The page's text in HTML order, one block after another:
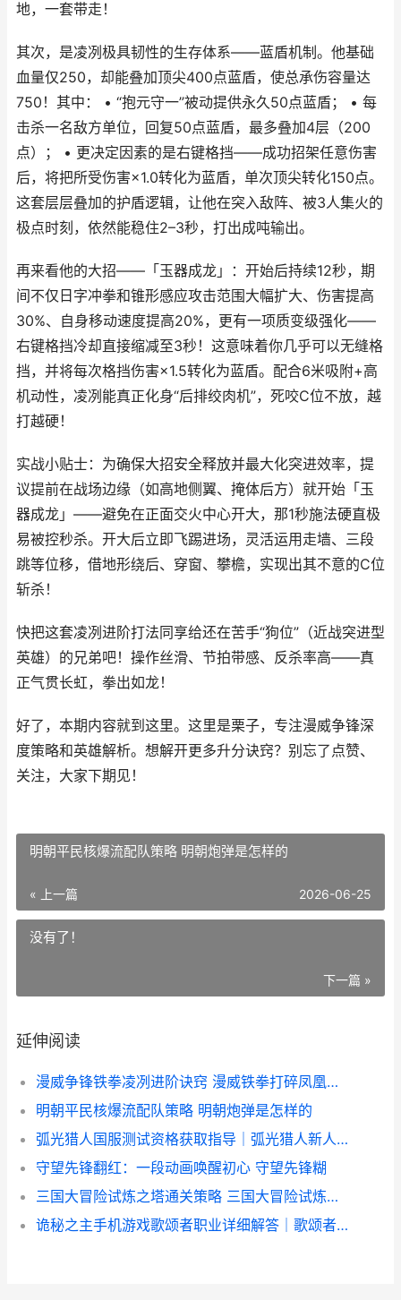
地，一套带走！
其次，是凌冽极具韧性的生存体系——蓝盾机制。他基础
血量仅250，却能叠加顶尖400点蓝盾，使总承伤容量达
750！其中： • “抱元守一”被动提供永久50点蓝盾； • 每
击杀一名敌方单位，回复50点蓝盾，最多叠加4层（200
点）； • 更决定因素的是右键格挡——成功招架任意伤害
后，将把所受伤害×1.0转化为蓝盾，单次顶尖转化150点。
这套层层叠加的护盾逻辑，让他在突入敌阵、被3人集火的
极点时刻，依然能稳住2–3秒，打出成吨输出。
再来看他的大招——「玉器成龙」：开始后持续12秒，期
间不仅日字冲拳和锥形感应攻击范围大幅扩大、伤害提高
30%、自身移动速度提高20%，更有一项质变级强化——
右键格挡冷却直接缩减至3秒！这意味着你几乎可以无缝格
挡，并将每次格挡伤害×1.5转化为蓝盾。配合6米吸附+高
机动性，凌冽能真正化身“后排绞肉机”，死咬C位不放，越
打越硬！
实战小贴士：为确保大招安全释放并最大化突进效率，提
议提前在战场边缘（如高地侧翼、掩体后方）就开始「玉
器成龙」——避免在正面交火中心开大，那1秒施法硬直极
易被控秒杀。开大后立即飞踢进场，灵活运用走墙、三段
跳等位移，借地形绕后、穿窗、攀檐，实现出其不意的C位
斩杀！
快把这套凌冽进阶打法同享给还在苦手“狗位”（近战突进型
英雄）的兄弟吧！操作丝滑、节拍带感、反杀率高——真
正气贯长虹，拳出如龙！
好了，本期内容就到这里。这里是栗子，专注漫威争锋深
度策略和英雄解析。想解开更多升分诀窍？别忘了点赞、
关注，大家下期见！
明朝平民核爆流配队策略 明朝炮弹是怎样的
« 上一篇 2026-06-25
没有了！
下一篇 »
延伸阅读
漫威争锋铁拳凌冽进阶诀窍 漫威铁拳打碎凤凰之力
明朝平民核爆流配队策略 明朝炮弹是怎样的
弧光猎人国服测试资格获取指导｜弧光猎人新人入门和预约通道 弧光升级
守望先锋翻红：一段动画唤醒初心 守望先锋糊
三国大冒险试炼之塔通关策略 三国大冒险试炼之塔攻略
诡秘之主手机游戏歌颂者职业详细解答｜歌颂者人物定位、技能机制和培养策略 诡秘之主小游戏